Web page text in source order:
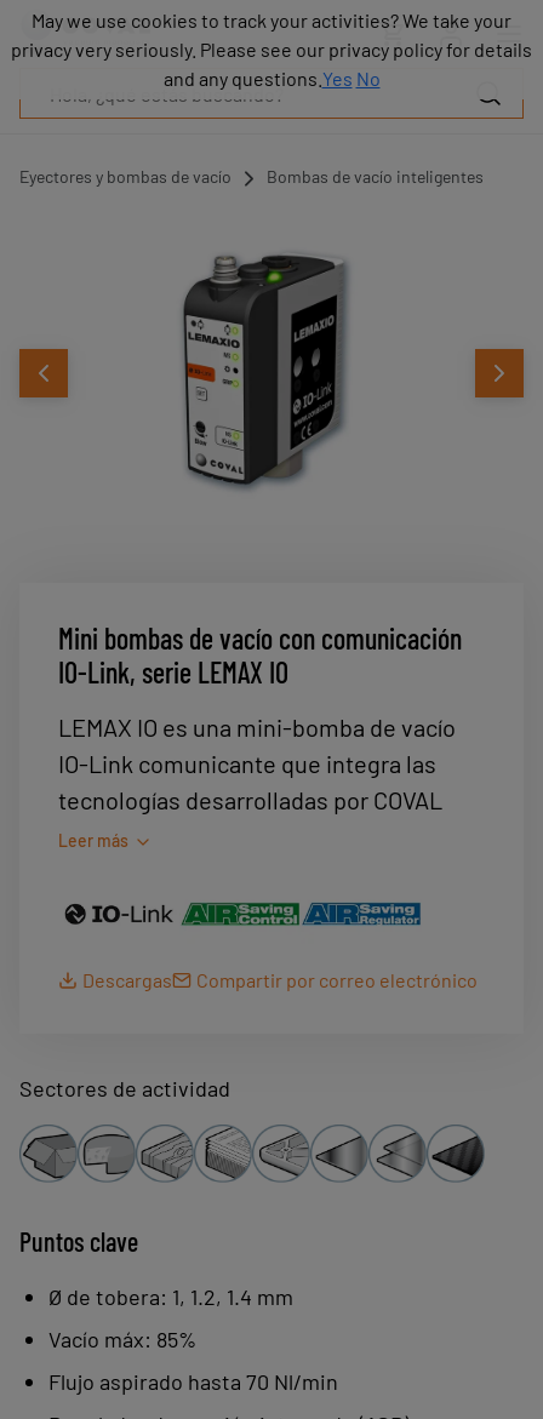
Eyectores y bombas de vacío Bombas de vacío inteligentes
Mini bombas de vacío con comunicación
IO-Link, serie LEMAX IO
LEMAX IO es una mini‑bomba de vacío
IO‑Link comunicante que integra las
tecnologías desarrolladas por COVAL
para conciliar productividad, eficacia y
campo de aplicación: embalaje, robótica
LEMAX IO integra la tecnología ASC (Air
Regulación de vacío integrada:
ASC analiza la aplicación y se adapta
optimizar el funcionamiento y el
consumo de energía.
Leer más
Descargas Compartir por correo electrónico
Sectores de actividad
Puntos clave
Ø de tobera: 1, 1.2, 1.4 mm
Vacío máx: 85%
Flujo aspirado hasta 70 Nl/min
Productos
Industrias
Recursos
Contacto
May we use cookies to track your activities? We take your
privacy very seriously. Please see our privacy policy for details
and any questions. Yes No
May we use cookies to track your activities? We take your
privacy very seriously. Please see our privacy policy for details
and any questions. Yes No